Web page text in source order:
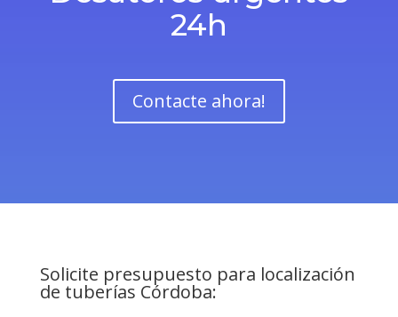
24h
Contacte ahora!
Solicite presupuesto para localización
de tuberías Córdoba: